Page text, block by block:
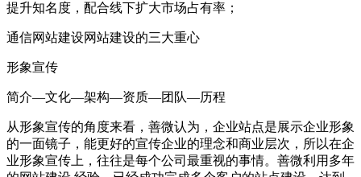
提升知名度，配合线下扩大市场占有率；
通信网站建设网站建设的三大重心
形象宣传
简介—文化—架构—资质—团队—历程
从形象宣传的角度来看，善微认为，企业站点是展示企业形象
的一面镜子，能更好的宣传企业的理念和商业层次，所以在企
业形象宣传上，往往是每个公司最重视的事情。善微利用多年